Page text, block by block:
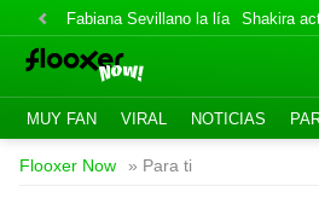
Fabiana Sevillano la lía Shakira
MUY FAN VIRAL NOTICIAS
Flooxer Now » Para ti